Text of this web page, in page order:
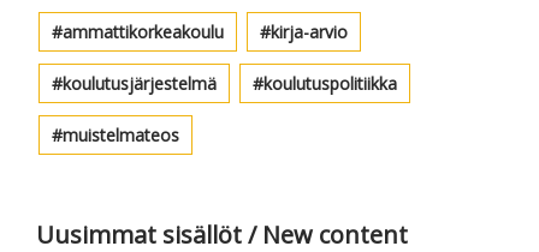
ammattikorkeakoulu kirja-arvio
koulutusjärjestelmä koulutuspolitiikka
muistelmateos
Uusimmat sisällöt / New content